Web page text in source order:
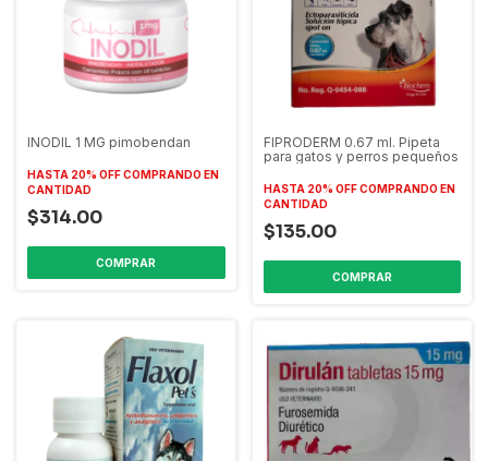
INODIL 1 MG pimobendan
HASTA 20% OFFCOMPRANDO EN
CANTIDAD
$314.00
FIPRODERM 0.67 ml. Pipeta
para gatos y perros pequeños
HASTA 20% OFF COMPRANDO EN
CANTIDAD
$135.00